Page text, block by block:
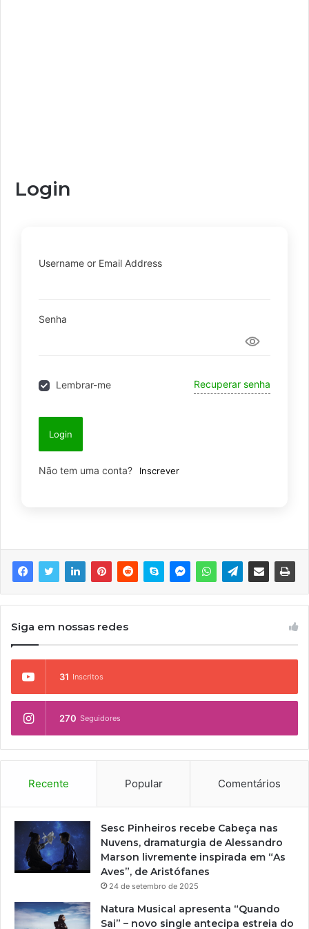
Login
Username or Email Address
Senha
Lembrar-me Recuperar senha
Login
Não tem uma conta? Inscrever
Siga em nossas redes
31 Inscritos
270 Seguidores
Recente Popular Comentários
Sesc Pinheiros recebe Cabeça nas
Nuvens, dramaturgia de Alessandro
Marson livremente inspirada em “As
Aves”, de Aristófanes
24 de setembro de 2025
Natura Musical apresenta “Quando
Sai” – novo single antecipa estreia do